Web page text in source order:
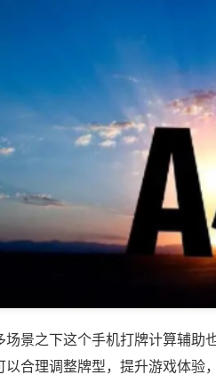
场景之下这个手机打牌计算辅助
合理调整牌型，提升游戏体验